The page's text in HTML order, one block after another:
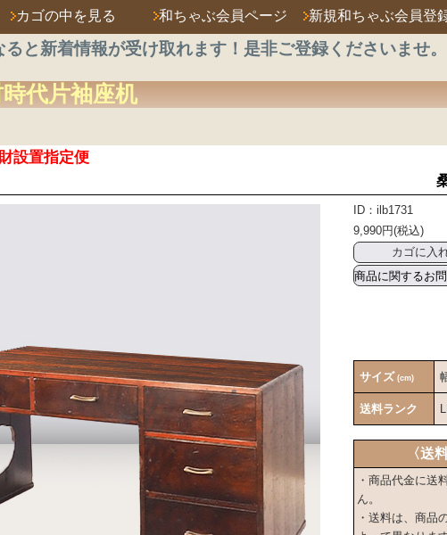
カゴの中を見る 和ちゃぶ会員ページ 新規和ちゃぶ会員登
と新着情報が受け取れます！是非ご登録くださいませ。
時代片袖座机
ID：ilb1731
9,990円(税込)
商品に関するお
設置指定便
サイズ (cm)
送料ランク